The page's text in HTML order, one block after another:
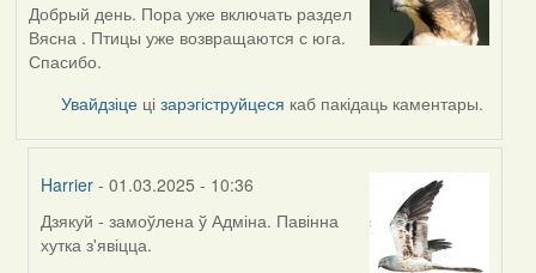
Добрый день. Пора уже включать раздел
Вясна . Птицы уже возвращаются с юга.
Спасибо.
Увайдзіце цізарэгіструйцеся каб пакідаць каментары.
Harrier - 01.03.2025 - 10:36
In
reply
Дзякуй - замоўлена ў Адміна. Павінна
хутка з'явіцца.